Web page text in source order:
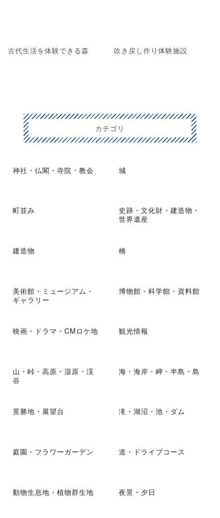
古代生活を体験できる森 吹き戻し作り体験施設
カテゴリ
神社・仏閣・寺院・教会 城
町並み
史跡・文化財・建造物・
世界遺産
建造物 橋
美術館・ミュージアム・
ギャラリー
博物館・科学館・資料館
映画・ドラマ・CMロケ地 観光情報
山・峠・高原・湿原・渓
谷
海・海岸・岬・半島・島
景勝地・展望台 滝・湖沼・池・ダム
庭園・フラワーガーデン 道・ドライブコース
動物生息地・植物群生地 夜景・夕日